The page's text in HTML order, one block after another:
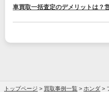
車買取一括査定のデメリットは？
トップページ > 買取事例一覧 > ホンダ >